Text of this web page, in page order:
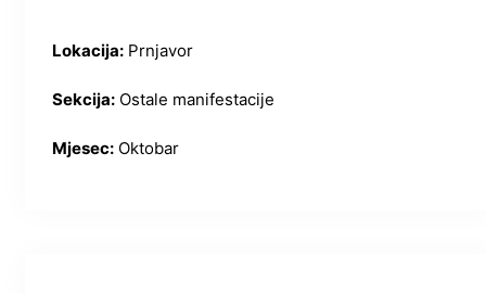
Lokacija: Prnjavor
Sekcija: Ostale manifestacije
Mjesec: Oktobar